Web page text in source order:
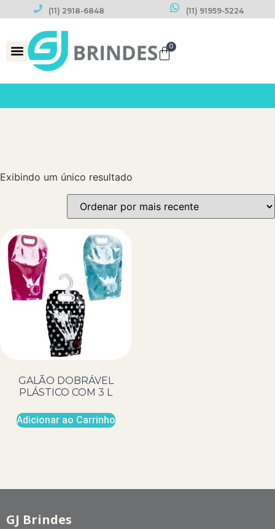
(11) 2918-6848 (11) 91959-5224
0
Exibindo um único resultado
GALÃO DOBRÁVEL
PLÁSTICO COM 3 L
Adicionar ao Carrinho
GJ Brindes